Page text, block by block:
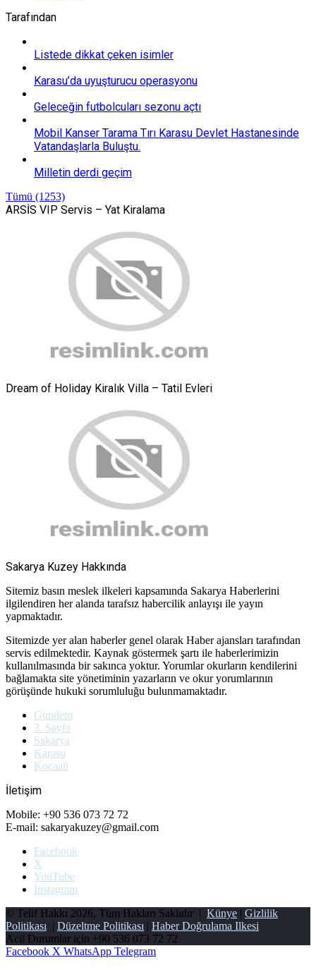
Tarafından
Listede dikkat çeken isimler
Karasu’da uyuşturucu operasyonu
Geleceğin futbolcuları sezonu açtı
Mobil Kanser Tarama Tırı Karasu Devlet Hastanesinde
Vatandaşlarla Buluştu.
Milletin derdi geçim
Tümü (1253)
ARSİS VIP Servis – Yat Kiralama
Dream of Holiday Kiralık Villa – Tatil Evleri
Sakarya Kuzey Hakkında
Sitemiz basın meslek ilkeleri kapsamında Sakarya Haberlerini
ilgilendiren her alanda tarafsız habercilik anlayışı ile yayın
yapmaktadır.
Sitemizde yer alan haberler genel olarak Haber ajansları tarafından
servis edilmektedir. Kaynak göstermek şartı ile haberlerimizin
kullanılmasında bir sakınca yoktur. Yorumlar okurların kendilerini
bağlamakta site yönetiminin yazarların ve okur yorumlarının
görüşünde hukuki sorumluluğu bulunmamaktadır.
Gündem
3. Sayfa
Sakarya
Karasu
Kocaali
İletişim
Mobile: +90 536 073 72 72
E-mail: sakaryakuzey@gmail.com
Facebook
X
YouTube
Instagram
© Telif Hakkı 2026, Tüm Hakları Saklıdır | Künye | Gizlilik
Politikası | Düzeltme Politikası | Haber Doğrulama Ilkesi
Acil Durumlar için +90 536 073 72 72
Facebook X WhatsApp Telegram